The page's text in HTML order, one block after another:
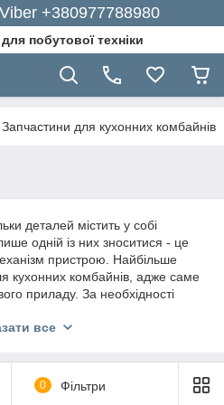
Viber +380977788980
побутової техніки
Запчастини для кухонних комбайнів
деталей містить у собі
одній із них зноситися - це
пристрою. Найбільше
кухонних комбайнів, адже саме
приладу. За необхідності
спеціалізованих магазинів або
для кухонного обладнання
все
0 Фільтри